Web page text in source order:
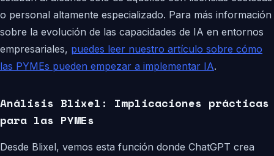
o personal altamente especializado. Para más información
sobre la evolución de las capacidades de IA en entornos
empresariales, puedes leer nuestro artículo sobre cómo
las PYMEs pueden empezar a implementar IA.
Análisis Blixel: Implicaciones prácticas
para las PYMEs
Desde Blixel, vemos esta función donde ChatGPT crea